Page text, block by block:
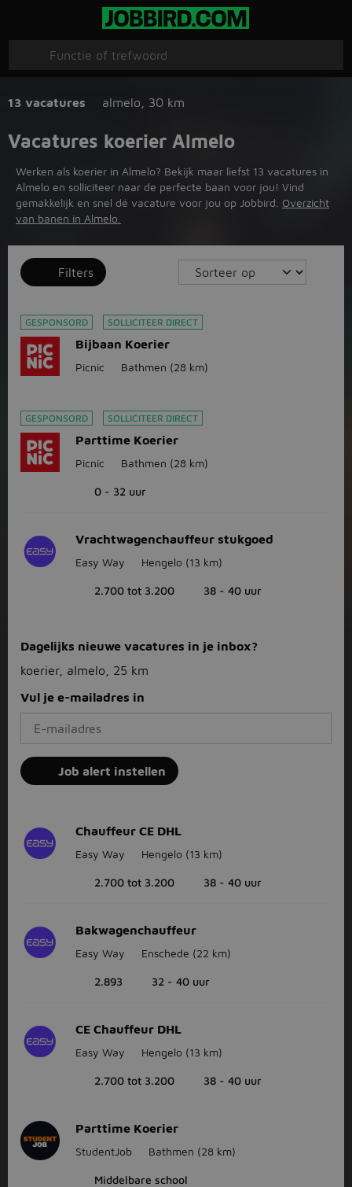
13 vacatures almelo 30 km
Vacatures koerier Almelo
Werken als koerier in Almelo? Bekijk maar liefst 13 vacatures in
Almelo en solliciteer naar de perfecte baan voor jou! Vind
gemakkelijk en snel dé vacature voor jou op Jobbird. Overzicht
van banen in Almelo.
Filters
GESPONSORD SOLLICITEER DIRECT
Bijbaan Koerier
Picnic Bathmen (28 km)
GESPONSORD SOLLICITEER DIRECT
Parttime Koerier
Picnic Bathmen (28 km)
0 - 32 uur
Vrachtwagenchauffeur stukgoed
Easy Way Hengelo (13 km)
2.700 tot 3.200 38 - 40 uur
Dagelijks nieuwe vacatures in je inbox?
koerier, almelo, 25 km
Vul je e-mailadres in
Job alert instellen
Chauffeur CE DHL
Easy Way Hengelo (13 km)
2.700 tot 3.200 38 - 40 uur
Bakwagenchauffeur
Easy Way Enschede (22 km)
2.893 32 - 40 uur
CE Chauffeur DHL
Easy Way Hengelo (13 km)
2.700 tot 3.200 38 - 40 uur
Parttime Koerier
StudentJob Bathmen (28 km)
Middelbare school